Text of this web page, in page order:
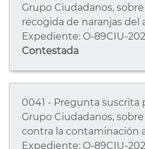
Grupo Ciudadanos,
recogida de naranjas del
Expediente: O-89CIU-
Contestada
0041 - Pregunta suscrita
Grupo Ciudadanos,
contra la contaminación
Expediente: O-89CIU-